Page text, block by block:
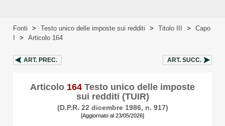
Fonti > Testo unico delle imposte sui redditi > Titolo III >
Capo
> Articolo 164
ART. PREC. ART. SUCC.
Articolo 164 Testo unico delle imposte
sui redditi (TUIR)
(D.P.R. 22 dicembre 1986, n. 917)
[Aggiornato al 23/05/2026]